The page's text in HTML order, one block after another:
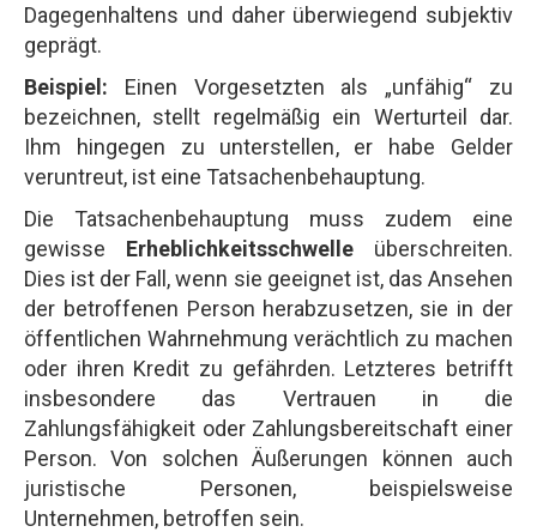
Dagegenhaltens und daher überwiegend subjektiv
geprägt.
Beispiel: Einen Vorgesetzten als „unfähig“ zu
bezeichnen, stellt regelmäßig ein Werturteil dar.
Ihm hingegen zu unterstellen, er habe Gelder
veruntreut, ist eine Tatsachenbehauptung.
Die Tatsachenbehauptung muss zudem eine
gewisse Erheblichkeitsschwelle überschreiten.
Dies ist der Fall, wenn sie geeignet ist, das Ansehen
der betroffenen Person herabzusetzen, sie in der
öffentlichen Wahrnehmung verächtlich zu machen
oder ihren Kredit zu gefährden. Letzteres betrifft
insbesondere das Vertrauen in die
Zahlungsfähigkeit oder Zahlungsbereitschaft einer
Person. Von solchen Äußerungen können auch
juristische Personen, beispielsweise
Unternehmen, betroffen sein.